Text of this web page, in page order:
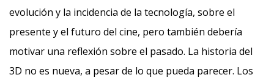
evolución y la incidencia de la tecnología, sobre el
presente y el futuro del cine, pero también debería
motivar una reflexión sobre el pasado. La historia del
3D no es nueva, a pesar de lo que pueda parecer. Los